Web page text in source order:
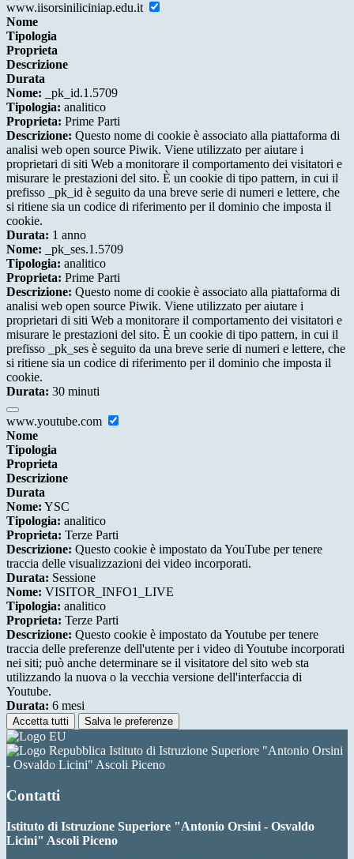
www.iisorsiniliciniap.edu.it
Nome
Tipologia
Proprieta
Descrizione
Durata
Nome: _pk_id.1.5709
Tipologia: analitico
Proprieta: Prime Parti
Descrizione: Questo nome di cookie è associato alla piattaforma di
analisi web open source Piwik. Viene utilizzato per aiutare i
proprietari di siti Web a monitorare il comportamento dei visitatori e
misurare le prestazioni del sito. È un cookie di tipo pattern, in cui il
prefisso _pk_id è seguito da una breve serie di numeri e lettere, che
si ritiene sia un codice di riferimento per il dominio che imposta il
cookie.
Durata: 1 anno
Nome: _pk_ses.1.5709
Tipologia: analitico
Proprieta: Prime Parti
Descrizione: Questo nome di cookie è associato alla piattaforma di
analisi web open source Piwik. Viene utilizzato per aiutare i
proprietari di siti Web a monitorare il comportamento dei visitatori e
misurare le prestazioni del sito. È un cookie di tipo pattern, in cui il
prefisso _pk_ses è seguito da una breve serie di numeri e lettere, che
si ritiene sia un codice di riferimento per il dominio che imposta il
cookie.
Durata: 30 minuti
www.youtube.com
Nome
Tipologia
Proprieta
Descrizione
Durata
Nome: YSC
Tipologia: analitico
Proprieta: Terze Parti
Descrizione: Questo cookie è impostato da YouTube per tenere
traccia delle visualizzazioni dei video incorporati.
Durata: Sessione
Nome: VISITOR_INFO1_LIVE
Tipologia: analitico
Proprieta: Terze Parti
Descrizione: Questo cookie è impostato da Youtube per tenere
traccia delle preferenze dell'utente per i video di Youtube incorporati
nei siti; può anche determinare se il visitatore del sito web sta
utilizzando la nuova o la vecchia versione dell'interfaccia di
Youtube.
Durata: 6 mesi
Accetta tutti Salva le preferenze
Istituto di Istruzione Superiore "Antonio Orsini
- Osvaldo Licini" Ascoli Piceno
Contatti
Istituto di Istruzione Superiore "Antonio Orsini - Osvaldo
Licini" Ascoli Piceno